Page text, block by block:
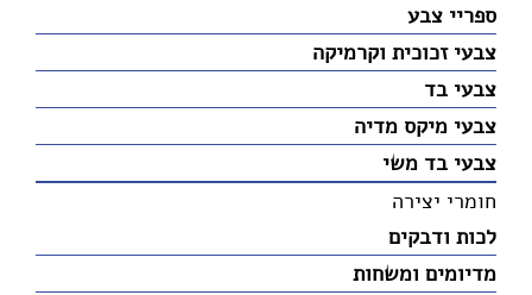
ספריי צבע
צבעי זכוכית וקרמיקה
צבעי בד
צבעי מיקס מדיה
צבעי בד משי
חומרי יצירה
לכות ודבקים
מדיומים ומשחות